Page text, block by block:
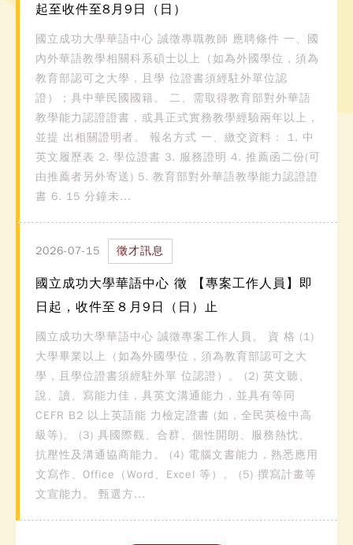
起至收件至8月9日（日）
國立成功大學華語中心 誠徵專職教師 應聘條件 一、國
內外華語教學相關科系碩士以上（如為外國學位，須為
教育部認可之大學，且學 位證書須經駐外單位認
證）；具中華民國國籍。 二、需取得教育部對外華語
教學能力認證證書，或具正式實務教學經驗兩年以上，
並提 出相關證明者。 報名方式 一、繳交資料： 1. 中
英文履歷表 2. 學位證書 3. 服務證明 4. 推薦函二份(可
由推薦者另外寄送) 5. 教育部對外華語教學能力認證證
書 6. 15 分鐘未...
2026-07-15 徵才訊息
國立成功大學華語中心 徵 【專案工作人員】即
日起，收件至８月9日（日）止
國立成功大學華語中心 誠徵專案工作人員。 資 格 (1)
大學畢業以上（如為外國學位，須為教育部認可之大
學，且學位證書須經駐外單 位認證）。 (2) 英文聽、
說、讀、寫能力佳，具英文溝通能力，並具有等同
CEFR B2 以上英語能 力檢定證書 (如，全民英檢中高
級等)。 (3) 具國際觀、合群、個性開朗、服務熱忱、
抗壓性及溝通協商能力。 (4) 電腦文書能力，熟悉應用
文寫作、Office（Word、Excel 等）。 (5) 撰寫計畫等
文宣能力。 甄選方...